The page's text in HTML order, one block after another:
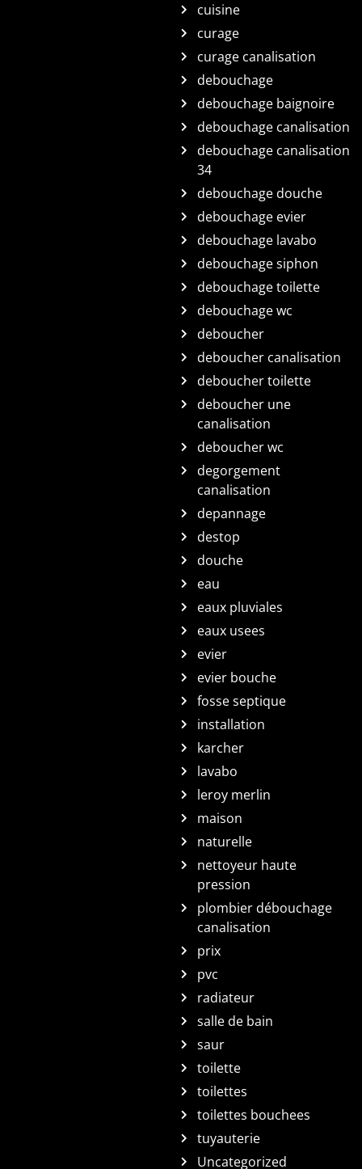
cuisine
curage
curage canalisation
debouchage
debouchage baignoire
debouchage canalisation
debouchage canalisation
34
debouchage douche
debouchage evier
debouchage lavabo
debouchage siphon
debouchage toilette
debouchage wc
deboucher
deboucher canalisation
deboucher toilette
deboucher une
canalisation
deboucher wc
degorgement
canalisation
depannage
destop
douche
eau
eaux pluviales
eaux usees
evier
evier bouche
fosse septique
installation
karcher
lavabo
leroy merlin
maison
naturelle
nettoyeur haute
pression
plombier débouchage
canalisation
prix
pvc
radiateur
salle de bain
saur
toilette
toilettes
toilettes bouchees
tuyauterie
Uncategorized